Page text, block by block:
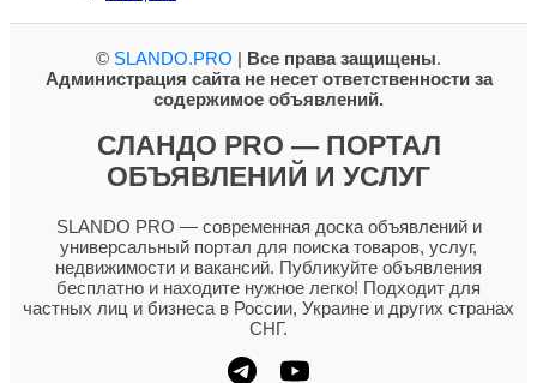
© SLANDO.PRO | Все права защищены.
Администрация сайта не несет ответственности за
содержимое объявлений.
СЛАНДО PRO — ПОРТАЛ
ОБЪЯВЛЕНИЙ И УСЛУГ
SLANDO PRO — современная доска объявлений и
универсальный портал для поиска товаров, услуг,
недвижимости и вакансий. Публикуйте объявления
бесплатно и находите нужное легко! Подходит для
частных лиц и бизнеса в России, Украине и других странах
СНГ.